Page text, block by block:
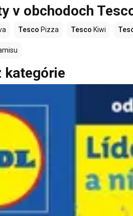
v obchodoch
Tesco Pizza Tesco Kiwi
kategórie